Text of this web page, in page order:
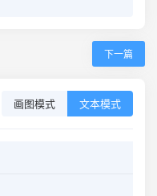
下一篇
画图模式 文本模式